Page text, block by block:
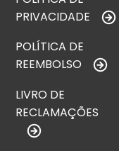
PRIVACIDADE
POLÍTICA DE
REEMBOLSO
LIVRO DE
RECLAMAÇÕES